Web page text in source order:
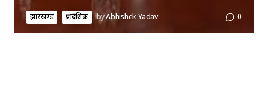
झारखण्ड प्रादेशिक byAbhishek Yadav 0